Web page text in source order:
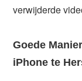
verwijderde
Goede
iPhone te